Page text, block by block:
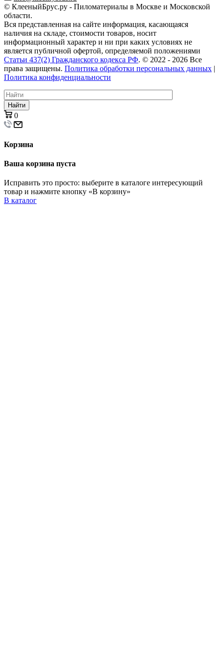
© КлееныйБрус.ру - Пиломатериалы в Москве и Московской
области.
Вся представленная на сайте информация, касающаяся
наличия на складе, стоимости товаров, носит
информационный характер и ни при каких условиях не
является публичной офертой, определяемой положениями
Статьи 437(2) Гражданского кодекса РФ. © 2022 - 2026 Все
права защищены. Политика обработки персональных данных |
Политика конфиденциальности
Найти
0
Корзина
Ваша корзина пуста
Исправить это просто: выберите в каталоге интересующий
товар и нажмите кнопку «В корзину»
В каталог